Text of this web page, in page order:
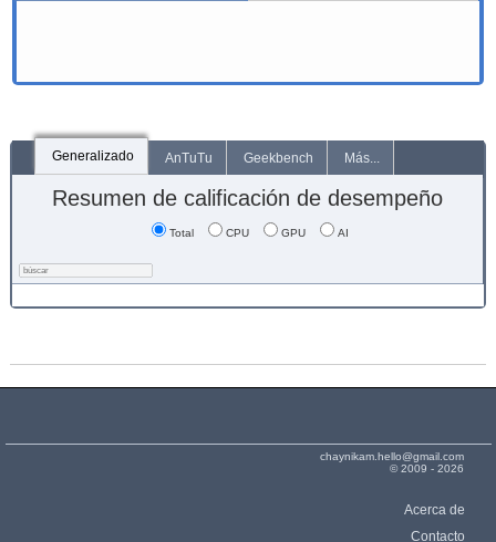
Generalizado AnTuTu Geekbench Más...
Resumen de calificación de desempeño
Total CPU GPU AI
chaynikam.hello@gmail.com
© 2009 - 2026
Acerca de
Contacto